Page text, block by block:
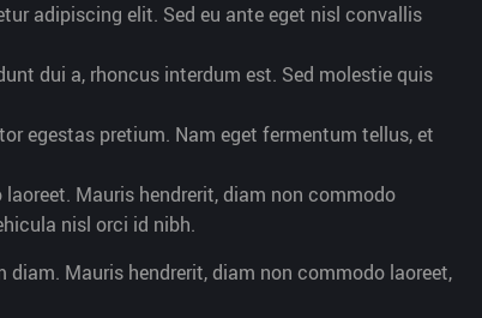
adipiscing elit. Sed eu ante eget nisl convallis
dui a, rhoncus interdum est. Sed molestie quis
egestas pretium. Nam eget fermentum tellus, et
Mauris hendrerit, diam non commodo
nisl orci id nibh.
Mauris hendrerit, diam non commodo laoreet,